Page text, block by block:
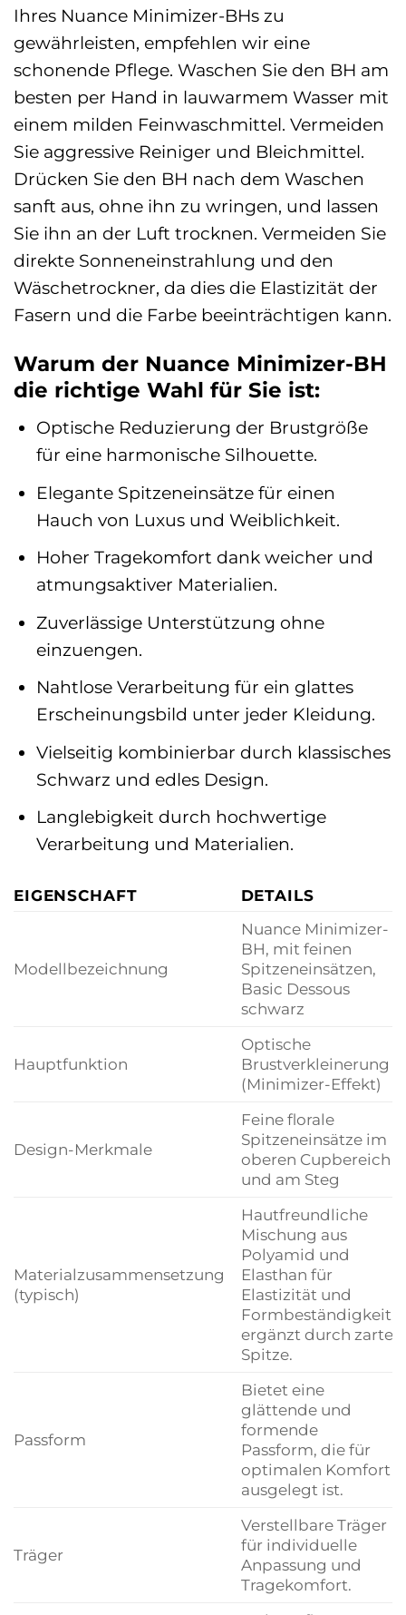
Ihres Nuance Minimizer-BHs zu
gewährleisten, empfehlen wir eine
schonende Pflege. Waschen Sie den BH am
besten per Hand in lauwarmem Wasser mit
einem milden Feinwaschmittel. Vermeiden
Sie aggressive Reiniger und Bleichmittel.
Drücken Sie den BH nach dem Waschen
sanft aus, ohne ihn zu wringen, und lassen
Sie ihn an der Luft trocknen. Vermeiden Sie
direkte Sonneneinstrahlung und den
Wäschetrockner, da dies die Elastizität der
Fasern und die Farbe beeinträchtigen kann.
Warum der Nuance Minimizer-BH
die richtige Wahl für Sie ist:
Optische Reduzierung der Brustgröße
für eine harmonische Silhouette.
Elegante Spitzeneinsätze für einen
Hauch von Luxus und Weiblichkeit.
Hoher Tragekomfort dank weicher und
atmungsaktiver Materialien.
Zuverlässige Unterstützung ohne
einzuengen.
Nahtlose Verarbeitung für ein glattes
Erscheinungsbild unter jeder Kleidung.
Vielseitig kombinierbar durch klassisches
Schwarz und edles Design.
Langlebigkeit durch hochwertige
Verarbeitung und Materialien.
EIGENSCHAFT DETAILS
Modellbezeichnung
Nuance Minimizer-
BH, mit feinen
Spitzeneinsätzen,
Basic Dessous
schwarz
Hauptfunktion
Optische
Brustverkleinerung
(Minimizer-Effekt)
Design-Merkmale
Feine florale
Spitzeneinsätze im
oberen Cupbereich
und am Steg
Materialzusammensetzung
(typisch)
Hautfreundliche
Mischung aus
Polyamid und
Elasthan für
Elastizität und
Formbeständigkeit,
ergänzt durch zarte
Spitze.
Passform
Bietet eine
glättende und
formende
Passform, die für
optimalen Komfort
ausgelegt ist.
Träger
Verstellbare Träger
für individuelle
Anpassung und
Tragekomfort.